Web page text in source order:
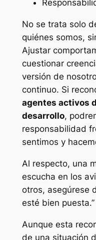
No se trata solo
quiénes somos,
Ajustar
cuestionar
versión de
continuo. Si
agentes activos
desarrollo,
responsabilidad
sentimos y
Al respecto, una
escucha en los
otros, asegúrese
esté bien puesta.”
Aunque esta
de una situación